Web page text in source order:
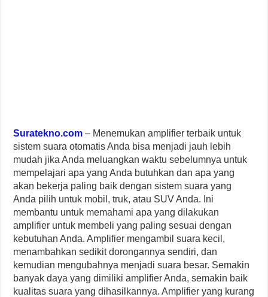
Suratekno.com – Menemukan amplifier terbaik untuk
sistem suara otomatis Anda bisa menjadi jauh lebih
mudah jika Anda meluangkan waktu sebelumnya untuk
mempelajari apa yang Anda butuhkan dan apa yang
akan bekerja paling baik dengan sistem suara yang
Anda pilih untuk mobil, truk, atau SUV Anda. Ini
membantu untuk memahami apa yang dilakukan
amplifier untuk membeli yang paling sesuai dengan
kebutuhan Anda. Amplifier mengambil suara kecil,
menambahkan sedikit dorongannya sendiri, dan
kemudian mengubahnya menjadi suara besar. Semakin
banyak daya yang dimiliki amplifier Anda, semakin baik
kualitas suara yang dihasilkannya. Amplifier yang kurang